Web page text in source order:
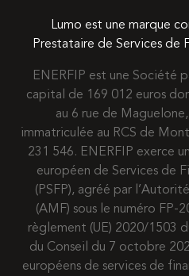
Lumo est une marque
Prestataire de Services de
ENERFIP est une Société
capital de 169 012 euros
au 6 rue de
immatriculée au RCS de
231 546. ENERFIP exerce
européen de Services de
(PSFP), agréé par
(AMF) sous le numéro FP-
règlement (UE) 2020/1503
du Conseil du 7 octobre
européens de services de